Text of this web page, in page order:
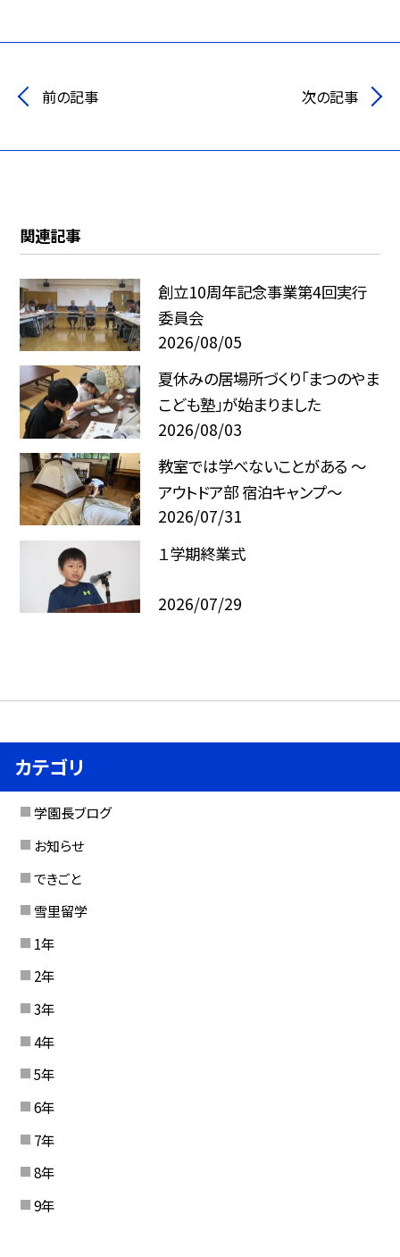
前の記事 次の記事
関連記事
創立10周年記念事業第4回実行
委員会
2026/08/05
夏休みの居場所づくり「まつのやま
こども塾」が始まりました
2026/08/03
教室では学べないことがある ～
アウトドア部 宿泊キャンプ～
2026/07/31
１学期終業式
2026/07/29
カテゴリ
学園長ブログ
お知らせ
できごと
雪里留学
1年
2年
3年
4年
5年
6年
7年
8年
9年